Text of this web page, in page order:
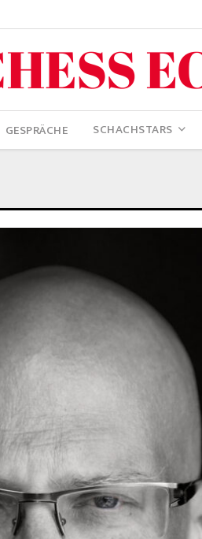
GESPRÄCHE SCHACHSTARS